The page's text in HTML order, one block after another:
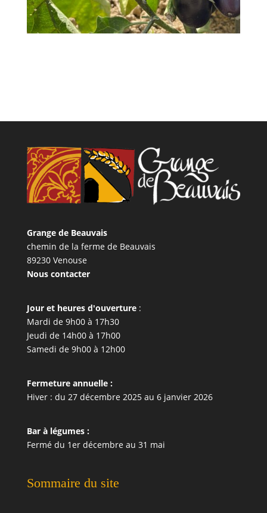
Grange de Beauvais
chemin de la ferme de Beauvais
89230 Venouse
Nous contacter
Jour et heures d'ouverture:
Mardi de 9h00 à 17h30
Jeudi de 14h00 à 17h00
Samedi de 9h00 à 12h00
Fermeture annuelle :
Hiver : du 27 décembre 2025 au 6 janvier 2026
Bar à légumes :
Fermé du 1er décembre au 31 mai
Sommaire du site